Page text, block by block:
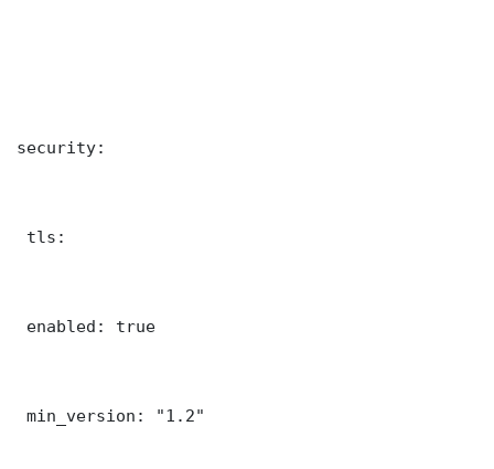
security:
tls:
enabled: true
min_version: "1.2"